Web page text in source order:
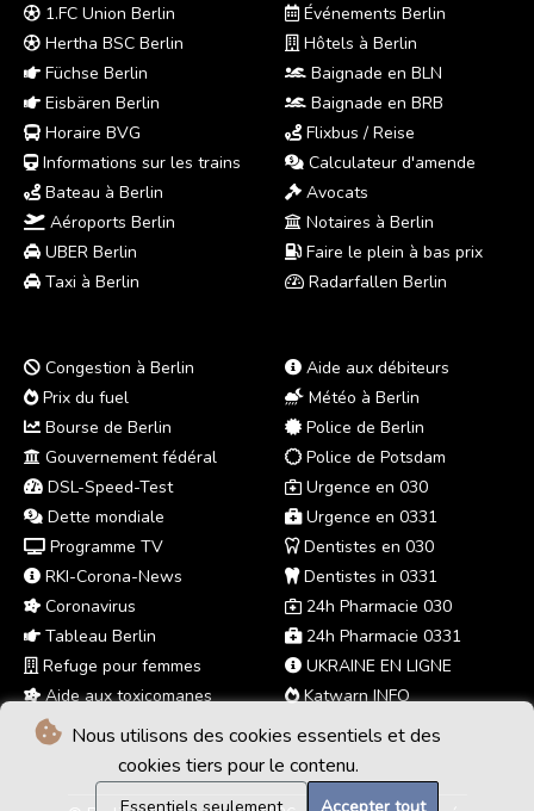
Nous utilisons des cookies essentiels et des
cookies tiers pour le contenu.
1.FC Union Berlin
Hertha BSC Berlin
Füchse Berlin
Eisbären Berlin
Horaire BVG
Informations sur les trains
Bateau à Berlin
Aéroports Berlin
UBER Berlin
Taxi à Berlin
Événements Berlin
Hôtels à Berlin
Baignade en BLN
Baignade en BRB
Flixbus / Reise
Calculateur d'amende
Avocats
Notaires à Berlin
Faire le plein à bas prix
Radarfallen Berlin
Congestion à Berlin
Prix du fuel
Bourse de Berlin
Gouvernement fédéral
DSL-Speed-Test
Dette mondiale
Programme TV
RKI-Corona-News
Coronavirus
Tableau Berlin
Refuge pour femmes
Aide aux toxicomanes
Aide aux débiteurs
Météo à Berlin
Police de Berlin
Police de Potsdam
Urgence en 030
Urgence en 0331
Dentistes en 030
Dentistes in 0331
24h Pharmacie 030
24h Pharmacie 0331
UKRAINE EN LIGNE
Katwarn INFO